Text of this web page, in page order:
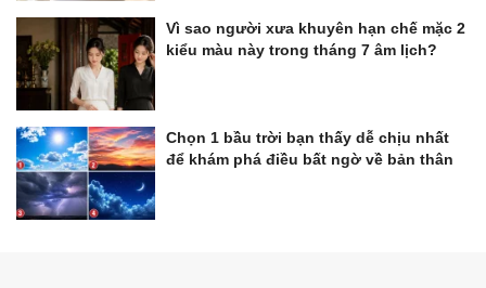
Vì sao người xưa khuyên hạn chế mặc 2
kiểu màu này trong tháng 7 âm lịch?
Chọn 1 bầu trời bạn thấy dễ chịu nhất
để khám phá điều bất ngờ về bản thân